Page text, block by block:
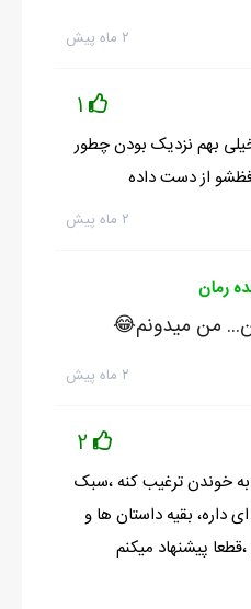
۲ ماه پیش
1
بهم نزدیک بودن چطور
از دست داده
۲ ماه پیش
رمان
من میدونم😂
۲ ماه پیش
2
به خوندن ترغیب کنه ،سبک
داره، بقیه داستان ها و
پیشنهاد میکنم